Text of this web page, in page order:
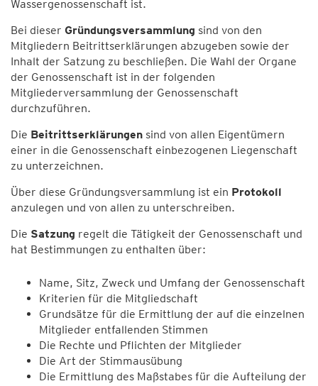
Wassergenossenschaft ist.
Bei dieser Gründungsversammlung sind von den
Mitgliedern Beitrittserklärungen abzugeben sowie der
Inhalt der Satzung zu beschließen. Die Wahl der Organe
der Genossenschaft ist in der folgenden
Mitgliederversammlung der Genossenschaft
durchzuführen.
Die Beitrittserklärungen sind von allen Eigentümern
einer in die Genossenschaft einbezogenen Liegenschaft
zu unterzeichnen.
Über diese Gründungsversammlung ist ein Protokoll
anzulegen und von allen zu unterschreiben.
Die Satzung regelt die Tätigkeit der Genossenschaft und
hat Bestimmungen zu enthalten über:
Name, Sitz, Zweck und Umfang der Genossenschaft
Kriterien für die Mitgliedschaft
Grundsätze für die Ermittlung der auf die einzelnen
Mitglieder entfallenden Stimmen
Die Rechte und Pflichten der Mitglieder
Die Art der Stimmausübung
Die Ermittlung des Maßstabes für die Aufteilung der